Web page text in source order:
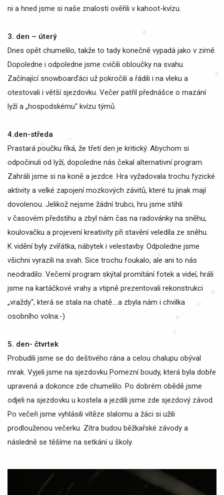
ni a hned jsme si naše znalosti ověřili v kahoot-kvízu.
3. den – úterý
Dnes opět chumelilo, takže to tady konečně vypadá jako v zimě.
Dopoledne i odpoledne jsme cvičili obloučky na svahu.
Začínající snowboarďáci už pokročili a řádili i na vleku a
otestovali i větší sjezdovku. Večer patřil přednášce o mazání
lyží a „hospodskému“ kvízu týmů.
4.den-středa
Prastará poučku říká, že třetí den je kritický. Abychom si
odpočinuli od lyží, dopoledne nás čekal alternativní program.
Zahráli jsme si na koně a jezdce. Hra vyžadovala trochu fyzické
aktivity a velké zapojení mozkových závitů, které tu jinak mají
dovolenou. Jelikož nejsme žádní trubci, hru jsme stihli
v časovém předstihu a zbyl nám čas na radovánky na sněhu,
koulovačku a projevení kreativity při stavění veledíla ze sněhu.
K vidění byly zvířátka, nábytek i velestavby. Odpoledne jsme
všichni vyrazili na svah. Sice trochu foukalo, ale ani to nás
neodradilo. Večerní program skýtal promítání fotek a videí, hráli
jsme na kartáčkové vrahy a vtipně prezentovali rekonstrukci
„vraždy“, která se stala na chatě….a zbyla nám i chvilka
osobního volna:-)
5. den- čtvrtek
Probudili jsme se do deštivého rána a celou chalupu obýval
mrak. Vyjeli jsme na sjezdovku Pomezní boudy, která byla dobře
upravená a dokonce zde chumelilo. Po dobrém obědě jsme
odjeli na sjezdovku u kostela a jezdili jsme zde sjezdový závod.
Po večeři jsme vyhlásili vítěze slalomu a žáci si užili
prodlouženou večerku. Zítra budou běžkařské závody a
následně se těšíme na setkání u školy.